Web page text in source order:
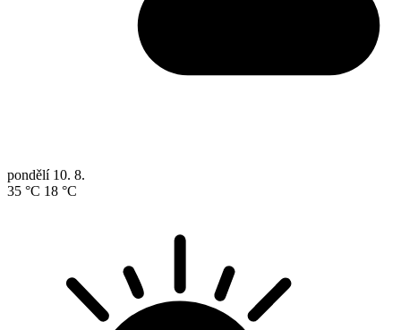
pondělí 10. 8.
35 °C 18 °C